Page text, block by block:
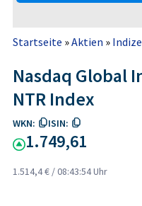
Startseite »Aktien »
Nasdaq Global
NTR Index
WKN: ISIN:
1.749,61
1.514,4 € /08:43:54 Uhr